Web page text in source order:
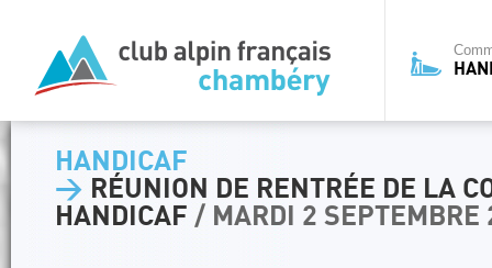
HANDICAF
> RÉUNION DE RENTRÉE DE LA
HANDICAF / MARDI 2 SEPTEMBRE